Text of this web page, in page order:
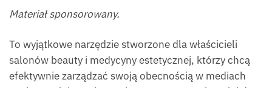
Materiał sponsorowany.
To wyjątkowe narzędzie stworzone dla właścicieli
salonów beauty i medycyny estetycznej, którzy chcą
efektywnie zarządzać swoją obecnością w mediach